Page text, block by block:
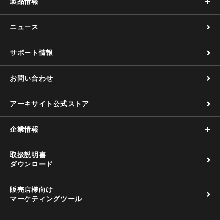
ニュース
サポート情報
お問い合わせ
アーキサイト公式ストア
企業情報
取扱説明書
ダウンロード
販売店様向け
マーケティングツール